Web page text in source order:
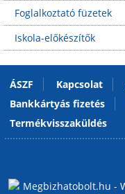
Foglalkoztató füzetek
Iskola-előkészítők
ÁSZF Kapcsolat
Bankkártyás fizetés
Termékvisszaküldés